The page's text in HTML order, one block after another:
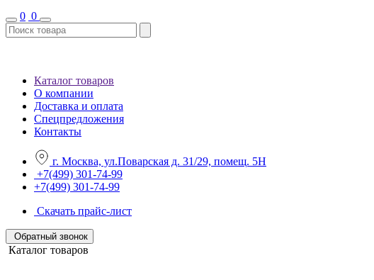
0 0
Каталог товаров
О компании
Доставка и оплата
Спецпредложения
Контакты
г. Москва, ул.Поварская д. 31/29, помещ. 5Н
+7(499) 301-74-99
+7(499) 301-74-99
Скачать прайс-лист
Обратный звонок
Каталог товаров